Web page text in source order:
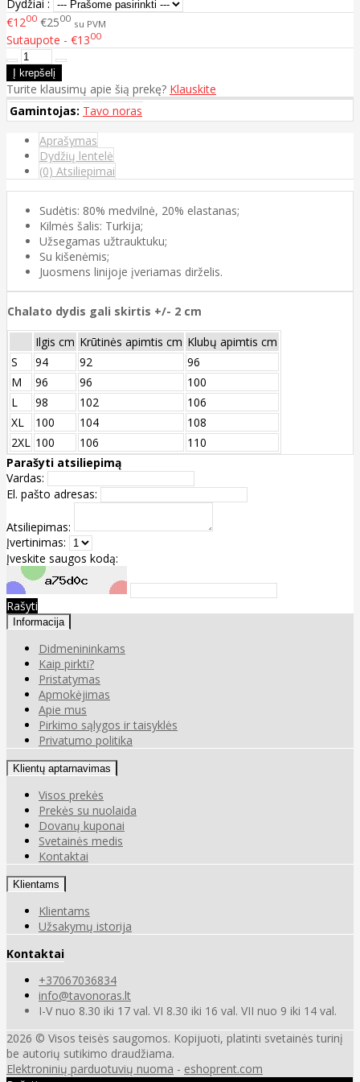
Dydžiai :
€1200 €2500 su PVM
Sutaupote - €1300
Turite klausimų apie šią prekę? Klauskite
Gamintojas: Tavo noras
Aprašymas
Dydžių lentelė
(0) Atsiliepimai
Sudėtis: 80% medvilnė, 20% elastanas;
Kilmės šalis: Turkija;
Užsegamas užtrauktuku;
Su kišenėmis;
Juosmens linijoje įveriamas dirželis.
Chalato dydis gali skirtis +/- 2 cm
Ilgis cm Krūtinės apimtis cm Klubų apimtis cm
S
94 92
96
M
96 96
100
L
98 102
106
XL
100 104
108
2XL 100 106
110
Parašyti atsiliepimą
Vardas:
El. pašto adresas:
Atsiliepimas:
Įvertinimas:
Įveskite saugos kodą:
Rašyti
Informacija
Didmenininkams
Kaip pirkti?
Pristatymas
Apmokėjimas
Apie mus
Pirkimo sąlygos ir taisyklės
Privatumo politika
Klientų aptarnavimas
Visos prekės
Prekės su nuolaida
Dovanų kuponai
Svetainės medis
Kontaktai
Klientams
Klientams
Užsakymų istorija
Kontaktai
+37067036834
info@tavonoras.lt
I-V nuo 8.30 iki 17 val. VI 8.30 iki 16 val. VII nuo 9 iki 14 val.
2026 © Visos teisės saugomos. Kopijuoti, platinti svetainės turinį
be autorių sutikimo draudžiama.
Elektroninių parduotuvių nuoma - eshoprent.com